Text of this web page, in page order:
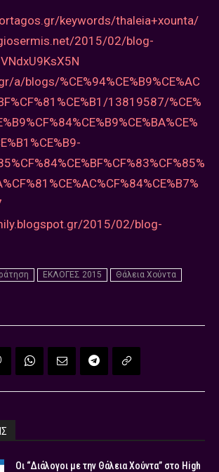
keywords/thaleia+xounta/
2015/02/blog-
a/blogs/%CE%94%CE%B9%CE%AC
13819587/%CE%
2015/02/blog-
ΕΚΛΟΓΕΣ 2015
Θάλεια Χούντα
Οι “Διάλογοι με την Θάλεια Χούντα” στο High